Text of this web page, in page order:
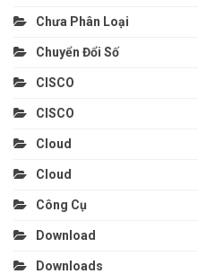
Chưa Phân Loại
Chuyển Đổi Số
CISCO
CISCO
Cloud
Cloud
Công Cụ
Download
Downloads